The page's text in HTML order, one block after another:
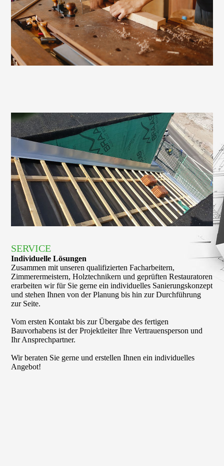
SERVICE
Individuelle Lösungen
Zusammen mit unseren qualifizierten Facharbeitern,
Zimmerermeistern, Holz­technikern und geprüften Restauratoren
erarbeiten wir für Sie gerne ein indivi­duelles Sanierungskonzept
und stehen Ihnen von der Planung bis hin zur Durchführung
zur Seite.
Vom ersten Kontakt bis zur Übergabe des fertigen
Bauvorhabens ist der Projektleiter Ihre Vertrauensperson und
Ihr Ansprechpartner.
Wir beraten Sie gerne und erstellen Ihnen ein individuelles
Angebot!